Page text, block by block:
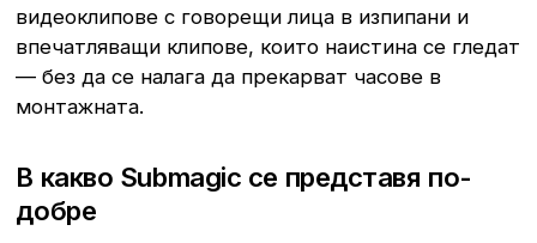
видеоклипове с говорещи лица в изпипани и
впечатляващи клипове, които наистина се гледат
— без да се налага да прекарват часове в
монтажната.
В какво Submagic се представя по-
добре